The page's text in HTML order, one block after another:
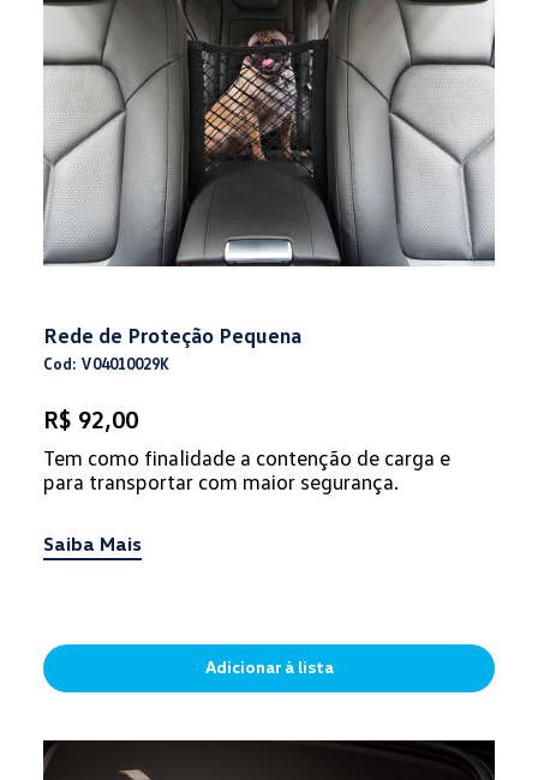
Rede de Proteção Pequena
Cod: V04010029K
R$ 92,00
Tem como finalidade a contenção de carga e
para transportar com maior segurança.
Saiba Mais
Adicionar à lista